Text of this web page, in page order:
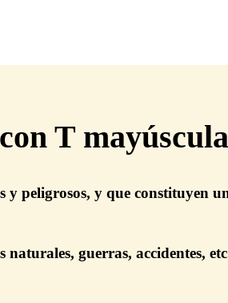
T
y peligrosos, y que constituyen
naturales, guerras, accidentes,